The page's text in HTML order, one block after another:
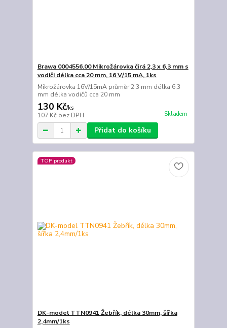
Brawa 0004556.00 Mikrožárovka čirá 2,3 x 6,3 mm s
vodiči délka cca 20 mm, 16 V/15 mA, 1ks
Mikrožárovka 16V/15mA průměr 2,3 mm délka 6,3
mm délka vodičů cca 20 mm
130 Kč/ks
107 Kč bez DPH Skladem
Přidat do košíku
TOP produkt
DK-model TTN0941 Žebřík, délka 30mm, šířka
2,4mm/1ks